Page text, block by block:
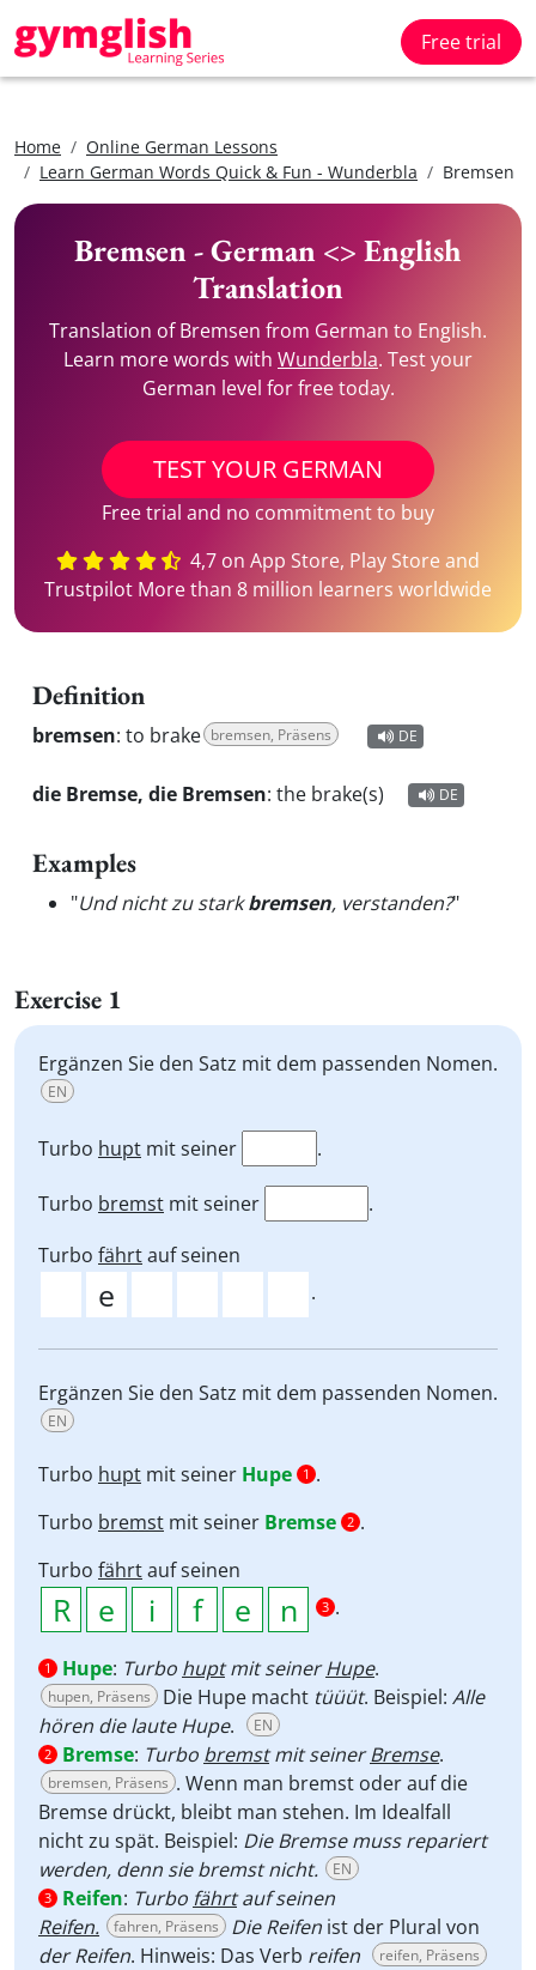
Free trial
Home
Online German Lessons
Learn German Words Quick & Fun - Wunderbla
Bremsen
Bremsen - German <> English
Translation
Translation of Bremsen from German to English.
Learn more words with Wunderbla. Test your
German level for free today.
TEST YOUR GERMAN
Free trial and no commitment to buy
4,7 on App Store, Play Store and
Trustpilot More than 8 million learners worldwide
Definition
bremsen: to brake bremsen, Präsens DE
die Bremse, die Bremsen: the brake(s) DE
Examples
"Und nicht zu starkbremsen, verstanden?"
Exercise 1
Ergänzen Sie den Satz mit dem passenden Nomen.
EN
Turbo hupt mit seiner .
Turbo bremst mit seiner
.
Turbo fährtauf seinen
.
Ergänzen Sie den Satz mit dem passenden Nomen.
EN
Turbo hupt mit seiner Hupe 1 .
Turbo bremst mit seiner Bremse 2 .
Turbo fährtauf seinen
3 .
1 Hupe: Turbo huptmit seinerHupe.
hupen, Präsens Die Hupe macht tüüüt. Beispiel: Alle
hören die laute Hupe. EN
2 Bremse: Turbo bremstmit seinerBremse.
bremsen, Präsens . Wenn man bremst oder auf die
Bremse drückt, bleibt man stehen. Im Idealfall
nicht zu spät. Beispiel: Die Bremse muss repariert
werden, denn sie bremst nicht.
EN
3 Reifen: Turbo fährtauf seinen
Reifen.
fahren, Präsens Die Reifen ist der Plural von
der Reifen. Hinweis: Das Verb reifen reifen, Präsens